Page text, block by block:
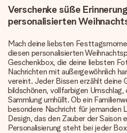
Verschenke süße
personalisierten
Mach deine liebsten
diesen personalisierten
Geschenkbox, die deine liebsten
Nachrichten mit außergewöhnlich
vereint. Jeder Bissen erzählt deine
bildschönen, vollfarbigen
Sammlung umhüllt. Ob ein
besondere Nachricht für jemanden
Design, das den Zauber der Saison
Personalisierung steht bei jeder